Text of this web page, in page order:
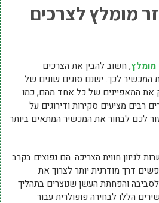
מומלץ לצרכים
מומלץ, חשוב להבין את הצרכים
לכך. ישנם סוגים שונים של
את המאפיינים של כל אחד מהם, כמו
רבים מציעים סקירות ודירוגים על
לכם לבחור את המכשיר המתאים ביותר
לגיוון חווית הצריכה. הם נפוצים בקרב
דרך מודרנית יותר לצרוך את
והפחתת העשן שנוצרים בתהליך
הללו לבחירה פופולרית עבור